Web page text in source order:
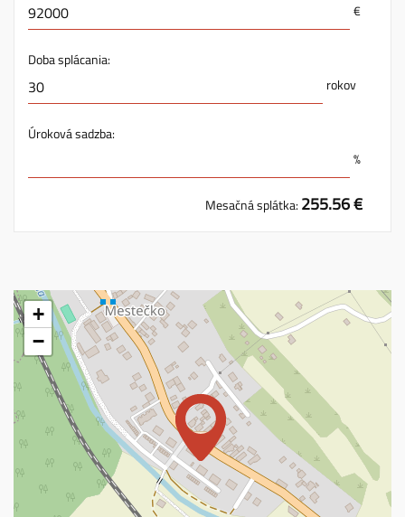
€
Doba splácania:
rokov
Úroková sadzba:
%
Mesačná splátka: 255.56 €
+
−